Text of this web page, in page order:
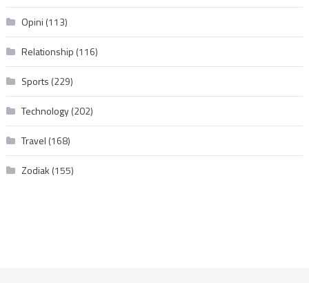
Opini (113)
Relationship (116)
Sports (229)
Technology(202)
Travel (168)
Zodiak (155)